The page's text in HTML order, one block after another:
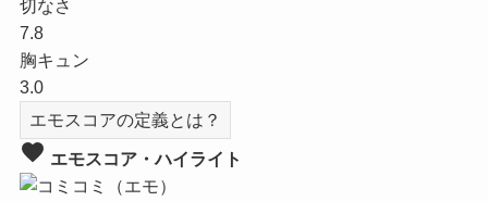
切なさ
7.8
胸キュン
3.0
エモスコアの定義とは？
favorite エモスコア・ハイライト